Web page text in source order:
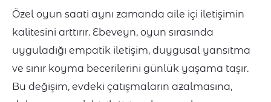
Özel oyun saati aynı zamanda aile içi iletişimin
kalitesini arttırır. Ebeveyn, oyun sırasında
uyguladığı empatik iletişim, duygusal yansıtma
ve sınır koyma becerilerini günlük yaşama taşır.
Bu değişim, evdeki çatışmaların azalmasına,